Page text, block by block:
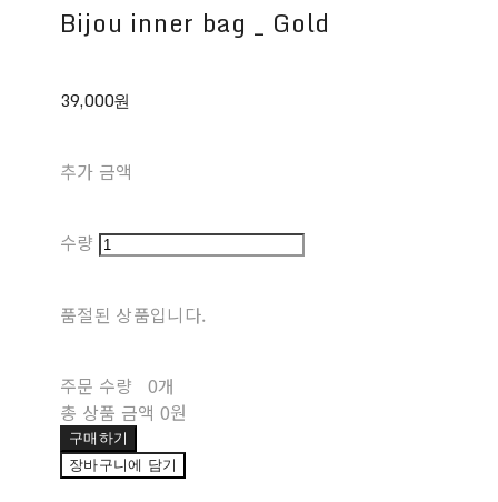
Bijou inner bag _ Gold
39,000원
추가 금액
수량
품절된 상품입니다.
주문 수량
0개
총 상품 금액 0원
구매하기
장바구니에 담기